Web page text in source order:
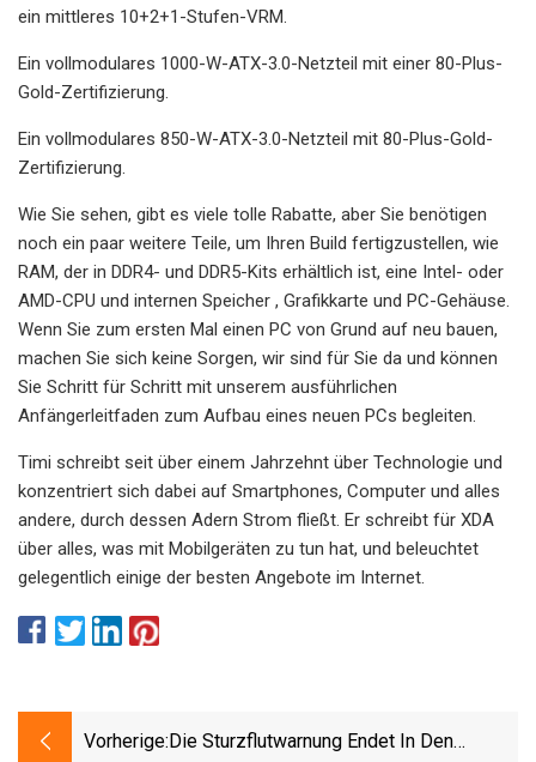
ein mittleres 10+2+1-Stufen-VRM.
Ein vollmodulares 1000-W-ATX-3.0-Netzteil mit einer 80-Plus-
Gold-Zertifizierung.
Ein vollmodulares 850-W-ATX-3.0-Netzteil mit 80-Plus-Gold-
Zertifizierung.
Wie Sie sehen, gibt es viele tolle Rabatte, aber Sie benötigen
noch ein paar weitere Teile, um Ihren Build fertigzustellen, wie
RAM, der in DDR4- und DDR5-Kits erhältlich ist, eine Intel- oder
AMD-CPU und internen Speicher , Grafikkarte und PC-Gehäuse.
Wenn Sie zum ersten Mal einen PC von Grund auf neu bauen,
machen Sie sich keine Sorgen, wir sind für Sie da und können
Sie Schritt für Schritt mit unserem ausführlichen
Anfängerleitfaden zum Aufbau eines neuen PCs begleiten.
Timi schreibt seit über einem Jahrzehnt über Technologie und
konzentriert sich dabei auf Smartphones, Computer und alles
andere, durch dessen Adern Strom fließt. Er schreibt für XDA
über alles, was mit Mobilgeräten zu tun hat, und beleuchtet
gelegentlich einige der besten Angebote im Internet.
Vorherige: Die Sturzflutwarnung Endet In Den